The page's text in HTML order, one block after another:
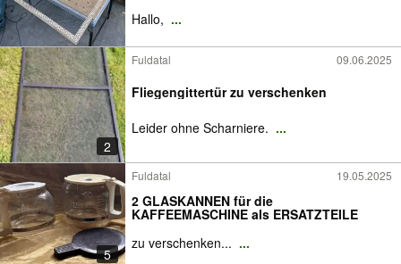
Hallo, ...
2
Fuldatal 09.06.2025
Fliegengittertür zu verschenken
Leider ohne Scharniere. ...
5
Fuldatal 19.05.2025
2 GLASKANNEN für die
KAFFEEMASCHINE als ERSATZTEILE
zu verschenken... ...